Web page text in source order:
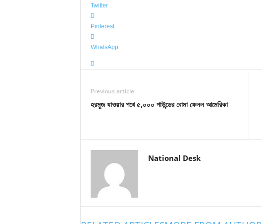
Twitter
Pinterest
WhatsApp
Previous article
হরমুজ যাওয়ার পথে ৫,০০০ পাউন্ডের বোমা ফেলল আমেরিকা
National Desk